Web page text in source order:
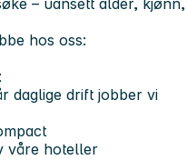
hos oss:
daglige drift jobber vi
våre hoteller